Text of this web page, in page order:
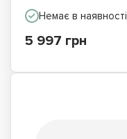
Немає в наявності
5 997 грн